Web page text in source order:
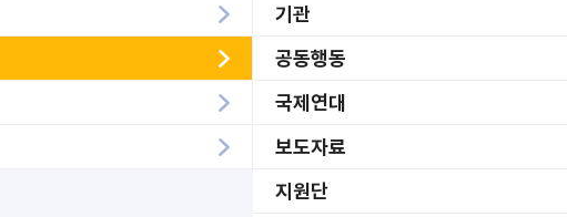
기관
공동행동
국제연대
보도자료
지원단